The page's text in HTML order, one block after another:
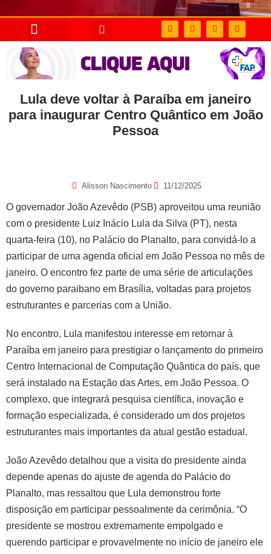
Lula deve voltar à Paraíba em janeiro
para inaugurar Centro Quântico em João
Pessoa
Alisson Nascimento 11/12/2025
O governador João Azevêdo (PSB) aproveitou uma reunião
com o presidente Luiz Inácio Lula da Silva (PT), nesta
quarta-feira (10), no Palácio do Planalto, para convidá-lo a
participar de uma agenda oficial em João Pessoa no mês de
janeiro. O encontro fez parte de uma série de articulações
do governo paraibano em Brasília, voltadas para projetos
estruturantes e parcerias com a União.
No encontro, Lula manifestou interesse em retornar à
Paraíba em janeiro para prestigiar o lançamento do primeiro
Centro Internacional de Computação Quântica do país, que
será instalado na Estação das Artes, em João Pessoa. O
complexo, que integrará pesquisa científica, inovação e
formação especializada, é considerado um dos projetos
estruturantes mais importantes da atual gestão estadual.
João Azevêdo detalhou que a visita do presidente ainda
depende apenas do ajuste de agenda do Palácio do
Planalto, mas ressaltou que Lula demonstrou forte
disposição em participar pessoalmente da cerimônia. “O
presidente se mostrou extremamente empolgado e
querendo participar e provavelmente no início de janeiro ele